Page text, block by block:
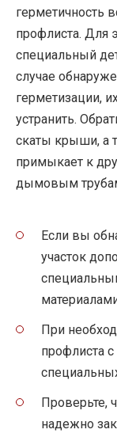
герметичность
профлиста. Для
специальный
случае
герметизации,
устранить.
скаты крыши, а
примыкает к
дымовым
Если вы
участок
При
профлиста
Проверьте,
надежно